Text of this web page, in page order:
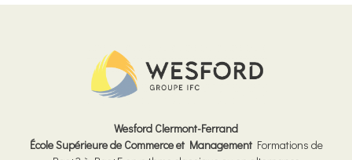
Wesford Clermont-Ferrand
École Supérieure de Commerce et ManagementFormations de